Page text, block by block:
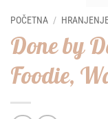
POČETNA /
Done by
Foodie,